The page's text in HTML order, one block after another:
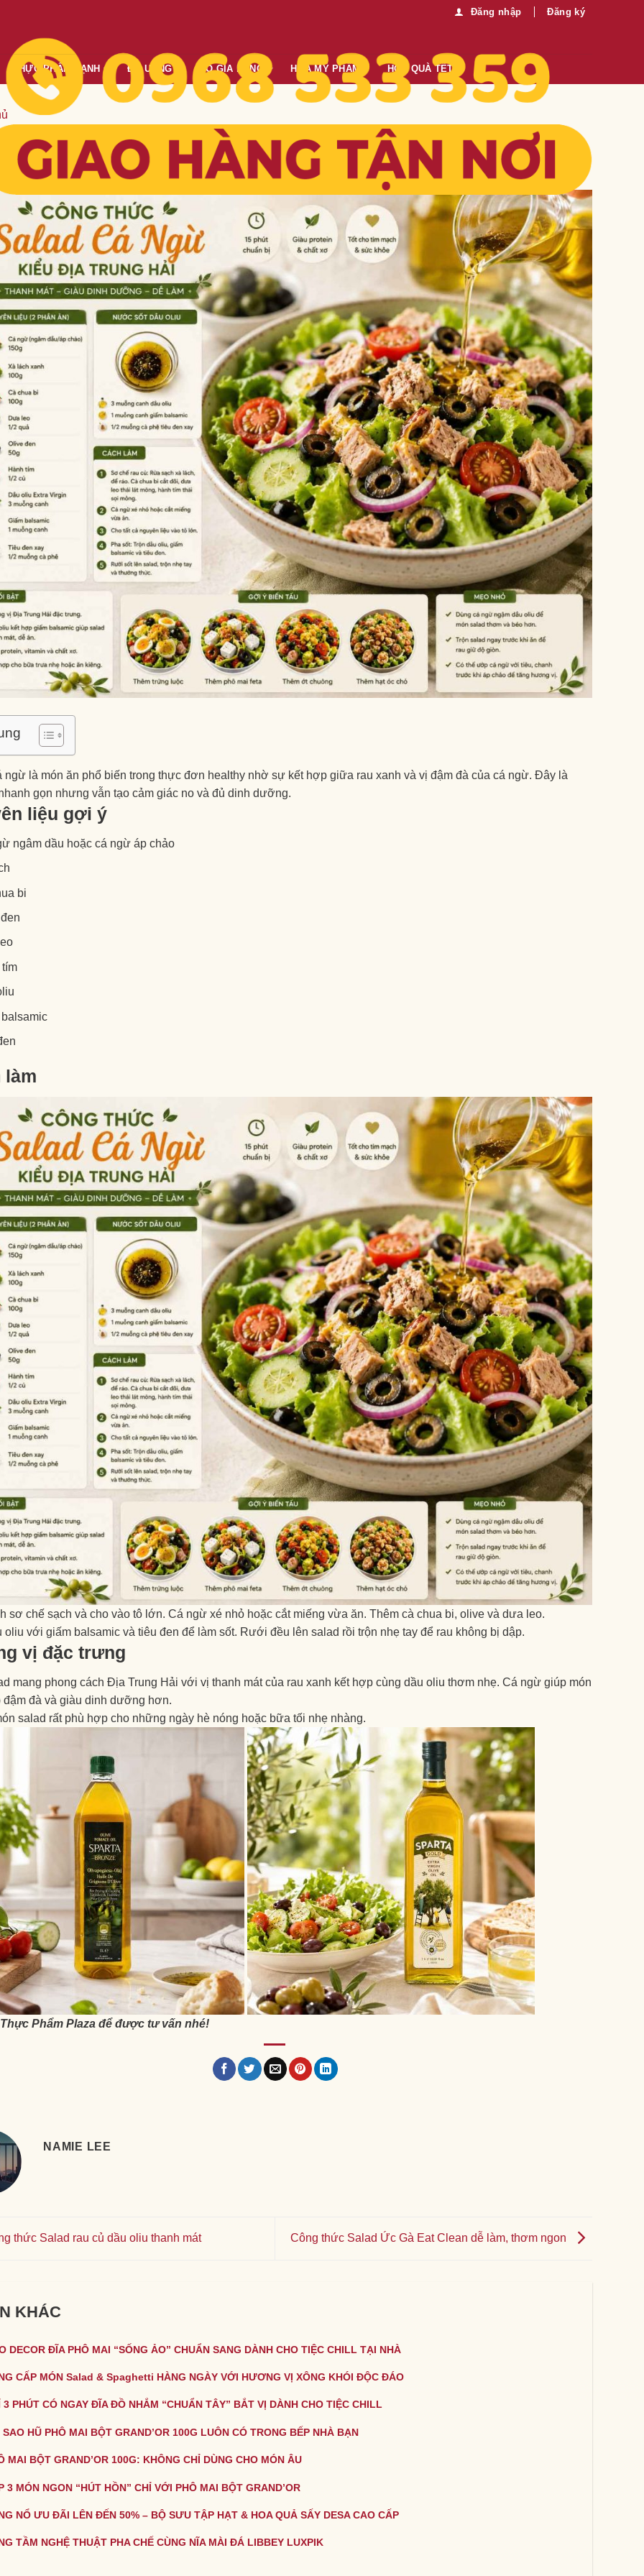
Đăng nhập Đăng ký
THỰC PHẨM LẠNH ĐỒ UỐNG ĐỒ GIA DỤNG HÓA MỸ PHẨM HỘP QUÀ TẾT
Cá Ngừ kiểu Địa Trung Hải thơm ngon
ngừ là món ăn phổ biến trong thực đơn healthy nhờ sự kết hợp giữa rau xanh và vị đậm đà của cá ngừ. Đây là
gọn nhưng vẫn tạo cảm giác no và đủ dinh dưỡng.
liệu gợi ý
ngâm dầu hoặc cá ngừ áp chảo
bi
tím
làm
sơ chế sạch và cho vào tô lớn. Cá ngừ xé nhỏ hoặc cắt miếng vừa ăn. Thêm cà chua bi, olive và dưa leo.
oliu với giấm balsamic và tiêu đen để làm sốt. Rưới đều lên salad rồi trộn nhẹ tay để rau không bị dập.
vị đặc trưng
mang phong cách Địa Trung Hải với vị thanh mát của rau xanh kết hợp cùng dầu oliu thơm nhẹ. Cá ngừ giúp món
đậm đà và giàu dinh dưỡng hơn.
salad rất phù hợp cho những ngày hè nóng hoặc bữa tối nhẹ nhàng.
Phẩm Plaza để được tư vấn nhé!
NAMIE LEE
thức Salad rau củ dầu oliu thanh mát Công thức Salad Ức Gà Eat Clean dễ làm, thơm ngon
KHÁC
DECOR ĐĨA PHÔ MAI “SỐNG ẢO” CHUẨN SANG DÀNH CHO TIỆC CHILL TẠI NHÀ
CẤP MÓN Salad & Spaghetti HÀNG NGÀY VỚI HƯƠNG VỊ XÔNG KHÓI ĐỘC ĐÁO
3 PHÚT CÓ NGAY ĐĨA ĐỒ NHẮM “CHUẨN TÂY” BẮT VỊ DÀNH CHO TIỆC CHILL
SAO HŨ PHÔ MAI BỘT GRAND’OR 100G LUÔN CÓ TRONG BẾP NHÀ BẠN
MAI BỘT GRAND’OR 100G: KHÔNG CHỈ DÙNG CHO MÓN ÂU
3 MÓN NGON “HÚT HỒN” CHỈ VỚI PHÔ MAI BỘT GRAND’OR
NỔ ƯU ĐÃI LÊN ĐẾN 50% – BỘ SƯU TẬP HẠT & HOA QUẢ SẤY DESA CAO CẤP
TẦM NGHỆ THUẬT PHA CHẾ CÙNG NĨA MÀI ĐÁ LIBBEY LUXPIK